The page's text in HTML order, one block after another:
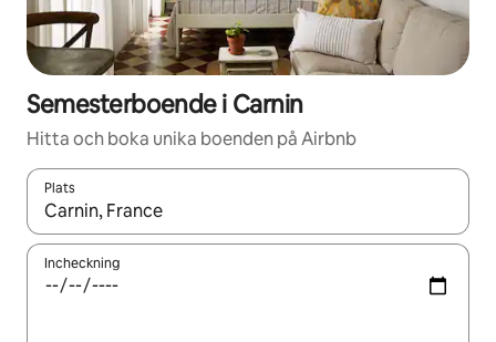
Semesterboende i Carnin
Hitta och boka unika boenden på Airbnb
Plats
När resultaten är tillgängliga kan du navigera med upp- och
Incheckning